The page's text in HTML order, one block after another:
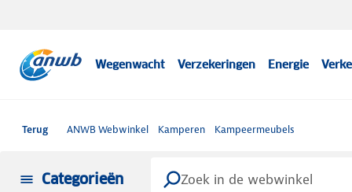
Wegenwacht Verzekeringen Energie
Terug ANWB Webwinkel Kamperen Kampeermeubels
Categorieën